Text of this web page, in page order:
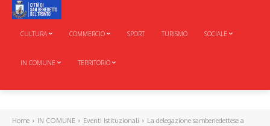
CULTURA COMMERCIO SPORT TURISMO SOCIALE
IN COMUNE TERRITORIO
Home IN COMUNE Eventi Istituzionali
La delegazione sambenedettese a